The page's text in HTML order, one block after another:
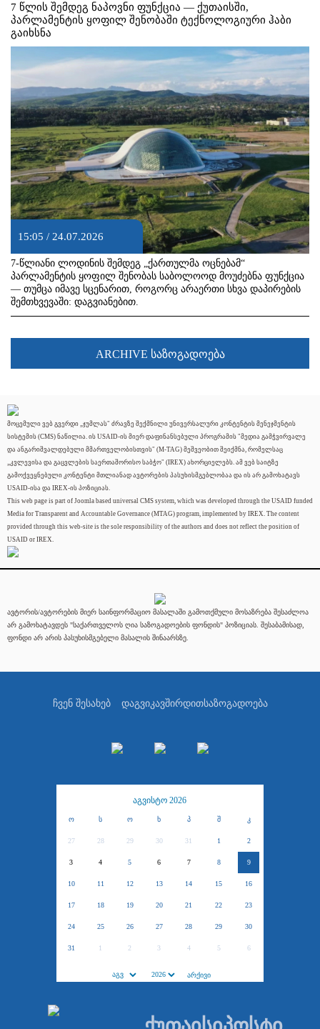
7 წლის შემდეგ ნაპოვნი ფუნქცია — ქუთაისში,
პარლამენტის ყოფილ შენობაში ტექნოლოგიური ჰაბი
გაიხსნა
15:05 / 24.07.2026
7-წლიანი ლოდინის შემდეგ „ქართულმა ოცნებამ“
პარლამენტის ყოფილ შენობას საბოლოოდ მოუძებნა ფუნქცია
— თუმცა იმავე სცენარით, როგორც არაერთი სხვა დაპირების
შემთხვევაში: დაგვიანებით.
ARCHIVE საზოგადოება
მოცემული ვებ გვერდი „ჯუმლას" ძრავზე შექმნილი უნივერსალური კონტენტის მენეჯმენტის
სისტემის (CMS) ნაწილია. ის USAID-ის მიერ დაფინანსებული პროგრამის "მედია გამჭვირვალე
და ანგარიშვალდებული მმართველობისთვის" (M-TAG) მეშვეობით შეიქმნა, რომელსაც
„კვლევისა და გაცვლების საერთაშორისო საბჭო" (IREX) ახორციელებს. ამ ვებ საიტზე
გამოქვეყნებული კონტენტი მთლიანად ავტორების პასუხისმგებლობაა და ის არ გამოხატავს
USAID-ისა და IREX-ის პოზიციას.
This web page is part of Joomla based universal CMS system, which was developed through the USAID funded
Media for Transparent and Accountable Governance (MTAG) program, implemented by IREX. The content
provided through this web-site is the sole responsibility of the authors and does not reflect the position of
USAID or IREX.
ავტორის/ავტორების მიერ საინფორმაციო მასალაში გამოთქმული მოსაზრება შესაძლოა
არ გამოხატავდეს "საქართველოს ღია საზოგადოების ფონდის" პოზიციას. შესაბამისად,
ფონდი არ არის პასუხისმგებელი მასალის შინაარსზე.
ჩვენ შესახებ დაგვიკავშირდითსაზოგადოება
აგვისტო 2026
ო ს ო ხ პ შ კ
27 28 29 30 31 1 2
3 4 5 6 7 8 9
10 11 12 13 14 15 16
17 18 19 20 21 22 23
24 25 26 27 28 29 30
31 1 2 3 4 5 6